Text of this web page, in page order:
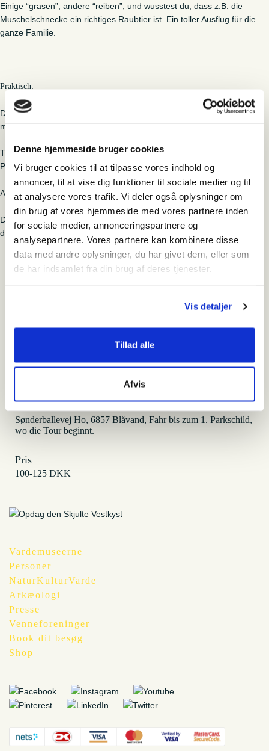
Denne hjemmeside bruger cookies
Vi bruger cookies til at tilpasse vores indhold og
annoncer, til at vise dig funktioner til sociale medier og til
at analysere vores trafik. Vi deler også oplysninger om
din brug af vores hjemmeside med vores partnere inden
for sociale medier, annonceringspartnere og
analysepartnere. Vores partnere kan kombinere disse
data med andre oplysninger, du har givet dem, eller som
de har indsamlet fra din brug af deres tjenester.
Vis detaljer
Tillad alle
Afvis
Einige “grasen”, andere “reiben”, und wusstest du, dass z.B. die
Muschelschnecke ein richtiges Raubtier ist. Ein toller Ausflug für die
ganze Familie.
Praktisch:
Dauer 2 Stunden Sprache Deutsch – Zielgruppe Deutsche Familien
mit Kindern.
Treffpuntk: Sønderballevej Ho 6857 Blåvand, Fahr bis zum 1.
Parkschild, wo die Tour beginnt.
Am besten barfuß oder mit Gummistiefeln.
Die Tour wird nur bei einer Mindestteilnehmerzahl von 6 Personen
durchgeführt.
Sønderballevej i Ho
Tilmeld
Hvornår
onsdag den 13. august 2025 - 10:00-12:00
Sønderballevej Ho, 6857 Blåvand, Fahr bis zum 1. Parkschild,
wo die Tour beginnt.
Pris
100-125 DKK
Vardemuseerne
Personer
NaturKulturVarde
Arkæologi
Presse
Venneforeninger
Book dit besøg
Shop